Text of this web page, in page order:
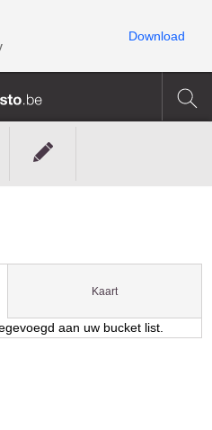
Kaart
aan uw bucket list.
Download